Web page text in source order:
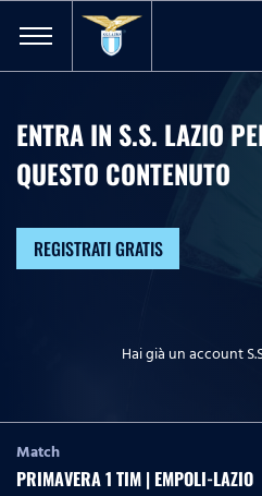
ENTRA IN S.S. LAZIO
QUESTO CONTENUTO
REGISTRATI GRATIS
Hai già un account
Match
PRIMAVERA 1 TIM | EMPOLI-LAZIO